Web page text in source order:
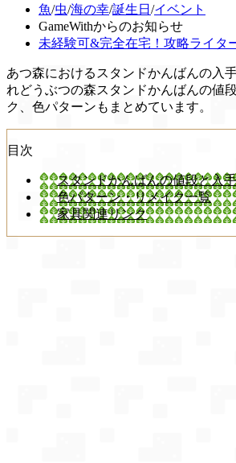
魚/虫/海の幸/誕生日 /イベント
GameWithからのお知らせ
未経験可&完全在宅！攻略ライタ
あつ森におけるスタンドかんばんの入
れどうぶつの森スタンドかんばんの値
ク、色パターンもまとめています。
目次
スタンドかんばんの値段と入
色パターン・リメイク一覧
家具関連リンク